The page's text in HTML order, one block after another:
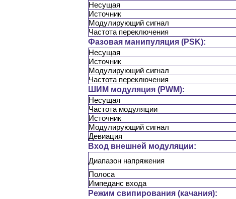
Несущая
Источник
Модулирующий сигнал
Частота переключения
Фазовая манипуляция (PSK):
Несущая
Источник
Модулирующий сигнал
Частота переключения
ШИМ модуляция (PWM):
Несущая
Частота модуляции
Источник
Модулирующий сигнал
Девиация
Вход внешней модуляции:
Диапазон напряжения
Полоса
Импеданс входа
Режим свипирования (качания):